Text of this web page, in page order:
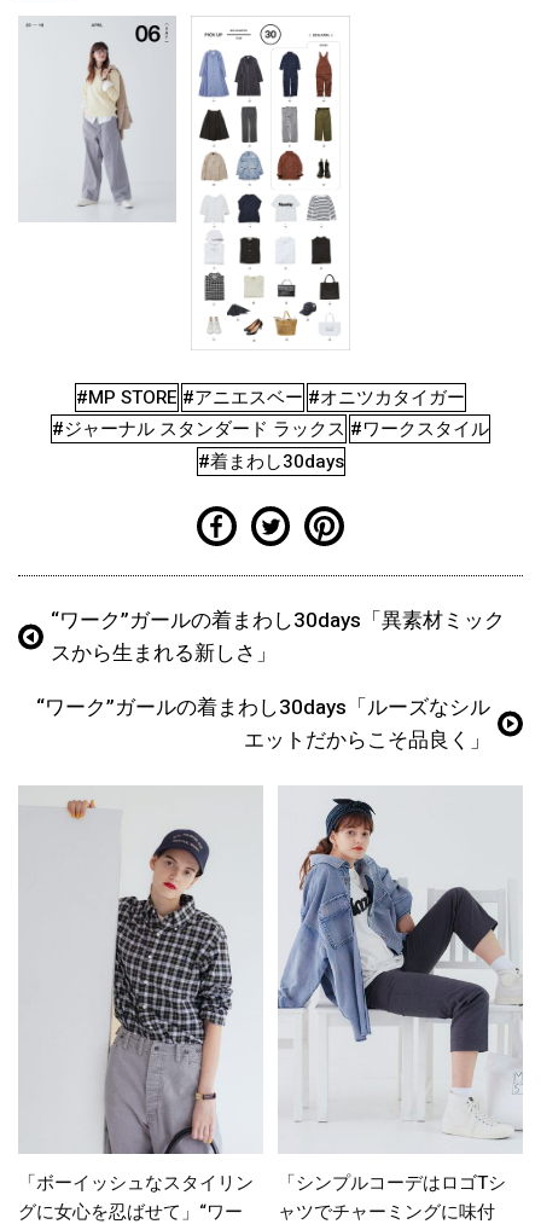
#MP STORE #アニエスベー #オニツカタイガー
#ジャーナル スタンダード ラックス #ワークスタイル
#着まわし30days
“ワーク”ガールの着まわし30days「異素材ミック
スから生まれる新しさ」
“ワーク”ガールの着まわし30days「ルーズなシル
エットだからこそ品良く」
「ボーイッシュなスタイリン
グに女心を忍ばせて」“ワー
「シンプルコーデはロゴTシ
ャツでチャーミングに味付